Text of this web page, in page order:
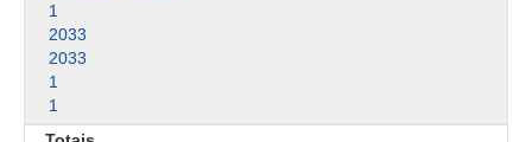
1
2033
2033
1
1